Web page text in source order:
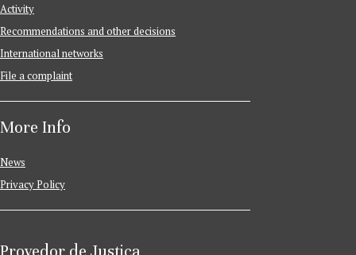
Activity
Recommendations and other decisions
International networks
File a complaint
More Info
News
Privacy Policy